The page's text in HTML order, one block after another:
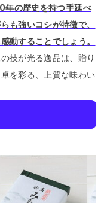
年の歴史を持つ手延べ
も強いコシが特徴で、
動することでしょう。
技が光る逸品は、贈り
を彩る、上質な味わい